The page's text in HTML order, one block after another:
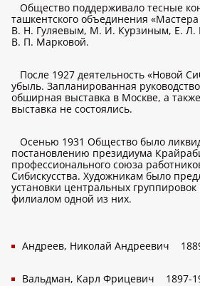
Общество поддерживало тесные
ташкентского объединения
В. Н. Гуляевым, М. И. Курзиным, Е. Л.
В. П. Марковой.
После 1927 деятельность «Новой
убыль. Запланированная
обширная выставка в Москве, а
выставка не состоялись.
Осенью 1931 Общество было
постановлению президиума
профессионального союза
Сибискусства. Художникам было
установки центральных
филиалом одной из них.
Андреев, Николай Андреевич
Вальдман, Карл Фрицевич 1897-